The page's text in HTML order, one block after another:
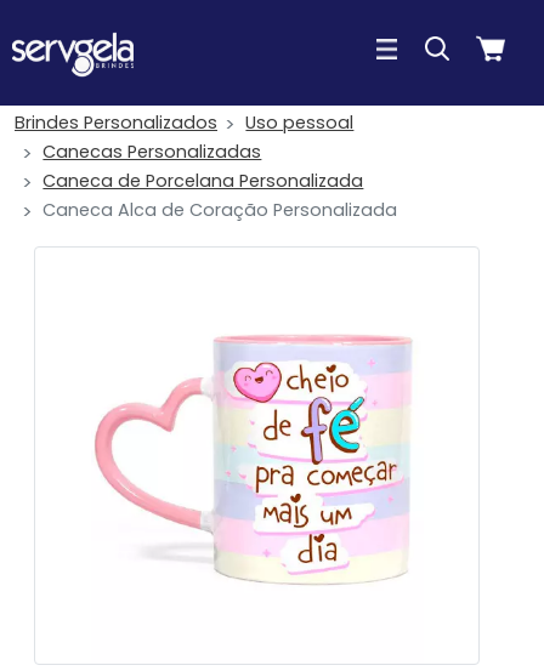
Brindes Personalizados
Uso pessoal
Canecas Personalizadas
Caneca de Porcelana Personalizada
Caneca Alca de Coração Personalizada